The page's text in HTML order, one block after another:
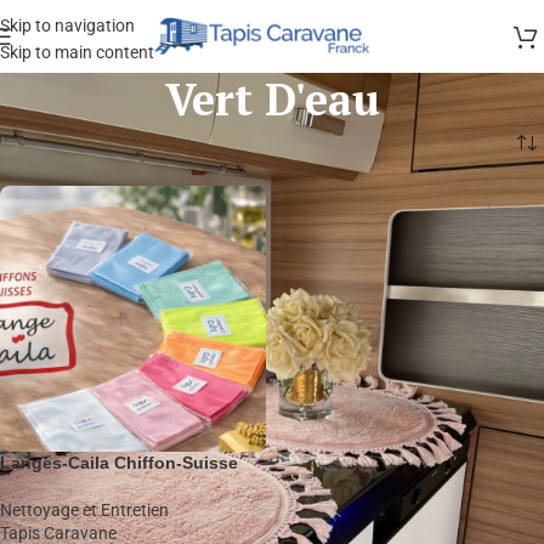
Skip to navigation
Skip to main content
Vert D'eau
Langes-Caila Chiffon-Suisse
Nettoyage et Entretien
Tapis Caravane